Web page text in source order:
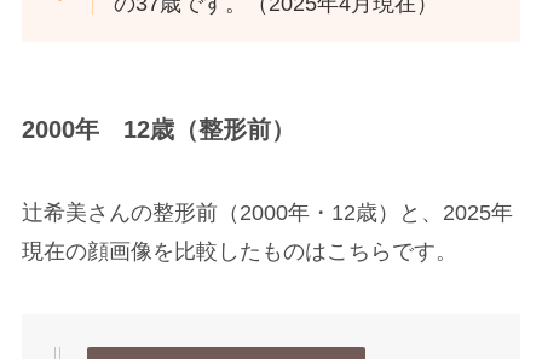
2000年 12歳（整形前）
辻希美さんの整形前（2000年・12歳）と、2025年
現在の顔画像を比較したものはこちらです。